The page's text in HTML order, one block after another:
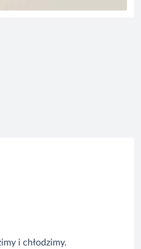
i chłodzimy.